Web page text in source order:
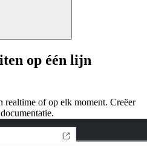
op één lijn
realtime of op elk moment. Creëer